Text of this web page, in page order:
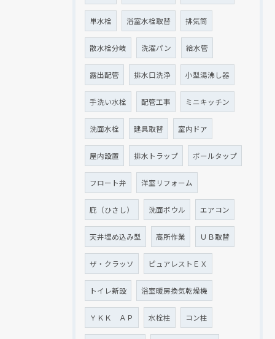
単水栓 浴室水栓取替 排気筒
散水栓分岐 洗濯パン 給水管
露出配管 排水口洗浄 小型湯沸し器
手洗い水栓 配管工事 ミニキッチン
洗面水栓 建具取替 室内ドア
屋内設置 排水トラップ ボールタップ
フロート弁 洋室リフォーム
庇（ひさし） 洗面ボウル エアコン
天井埋め込み型 高所作業 ＵＢ取替
ザ・クラッソ ピュアレストＥＸ
トイレ新設 浴室暖房換気乾燥機
ＹＫＫ ＡＰ 水栓柱 コン柱